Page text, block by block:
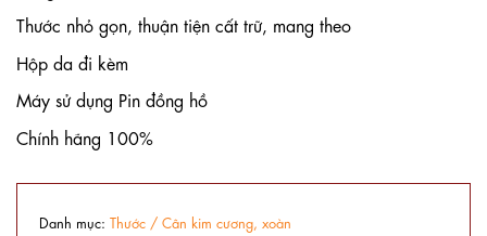
Thước nhỏ gọn, thuận tiện cất trữ, mang theo
Hộp da đi kèm
Máy sử dụng Pin đồng hồ
Chính hãng 100%
Danh mục: Thước / Cân kim cương, xoàn